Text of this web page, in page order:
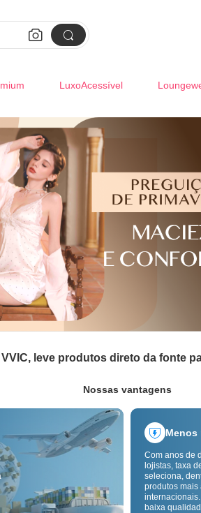
 
LuxoAcessível
leve produtos direto da fonte
Nossas vantagens
Menos
Com anos de
lojistas, taxa
seleciona,
produtos mais
baixa